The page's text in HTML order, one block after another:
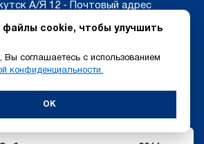
А/Я 12 - Почтовый адрес
файлы cookie, чтобы улучшить
Вы соглашаетесь с использованием
конфиденциальности.
OK